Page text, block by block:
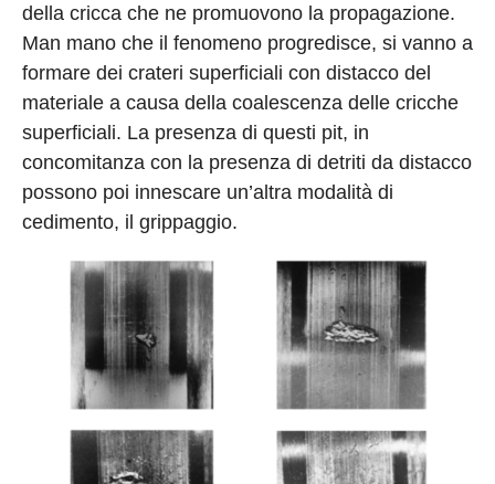
della cricca che ne promuovono la propagazione.
Man mano che il fenomeno progredisce, si vanno a
formare dei crateri superficiali con distacco del
materiale a causa della coalescenza delle cricche
superficiali. La presenza di questi pit, in
concomitanza con la presenza di detriti da distacco
possono poi innescare un’altra modalità di
cedimento, il grippaggio.